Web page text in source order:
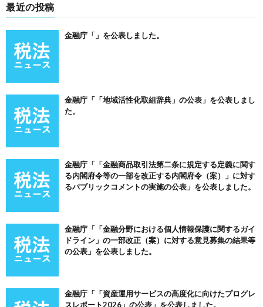
最近の投稿
金融庁「」を公表しました。
金融庁「「地域活性化取組辞典」の公表」を公表しまし
た。
金融庁「「金融商品取引法第二条に規定する定義に関す
る内閣府令等の一部を改正する内閣府令（案）」に対す
るパブリックコメントの実施の公表」を公表しました。
金融庁「「金融分野における個人情報保護に関するガイ
ドライン」の一部改正（案）に対する意見募集の結果等
の公表」を公表しました。
金融庁「「資産運用サービスの高度化に向けたプログレ
スレポート2026」の公表」を公表しました。